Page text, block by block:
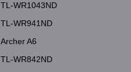
TL-WR1043ND
TL-WR941ND
Archer A6
TL-WR842ND